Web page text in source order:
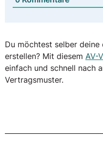
Du möchtest selber deine
erstellen? Mit diesem AV-
einfach und schnell nach
Vertragsmuster.